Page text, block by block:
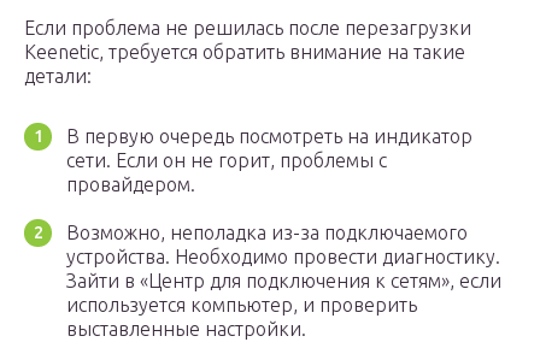
Если проблема не решилась после перезагрузки
Keenetic, требуется обратить внимание на такие
детали:
В первую очередь посмотреть на индикатор
сети. Если он не горит, проблемы с
провайдером.
Возможно, неполадка из-за подключаемого
устройства. Необходимо провести диагностику.
Зайти в «Центр для подключения к сетям», если
используется компьютер, и проверить
выставленные настройки.